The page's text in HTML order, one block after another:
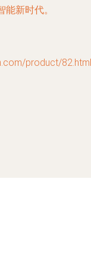
新时代。
product/82.html